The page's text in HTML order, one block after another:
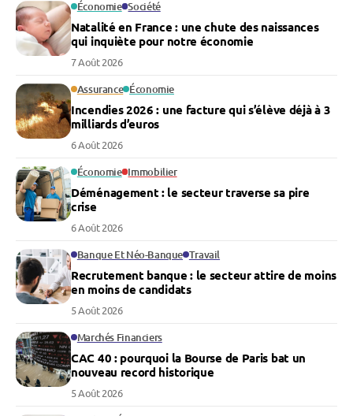
Économie Société
Natalité en France : une chute des naissances
qui inquiète pour notre économie
7 Août 2026
Assurance Économie
Incendies 2026 : une facture qui s’élève déjà à 3
milliards d’euros
6 Août 2026
Économie Immobilier
Déménagement : le secteur traverse sa pire
crise
6 Août 2026
Banque Et Néo-Banque Travail
Recrutement banque : le secteur attire de moins
en moins de candidats
5 Août 2026
Marchés Financiers
CAC 40 : pourquoi la Bourse de Paris bat un
nouveau record historique
5 Août 2026